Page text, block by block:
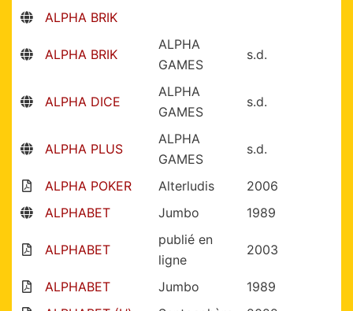
ALPHA BRIK
ALPHA BRIK
ALPHA
GAMES
s.d.
ALPHA DICE
ALPHA
GAMES
s.d.
ALPHA PLUS
ALPHA
GAMES
s.d.
ALPHA POKER Alterludis
2006
ALPHABET
Jumbo 1989
ALPHABET
publié en
ligne
2003
ALPHABET Jumbo
1989